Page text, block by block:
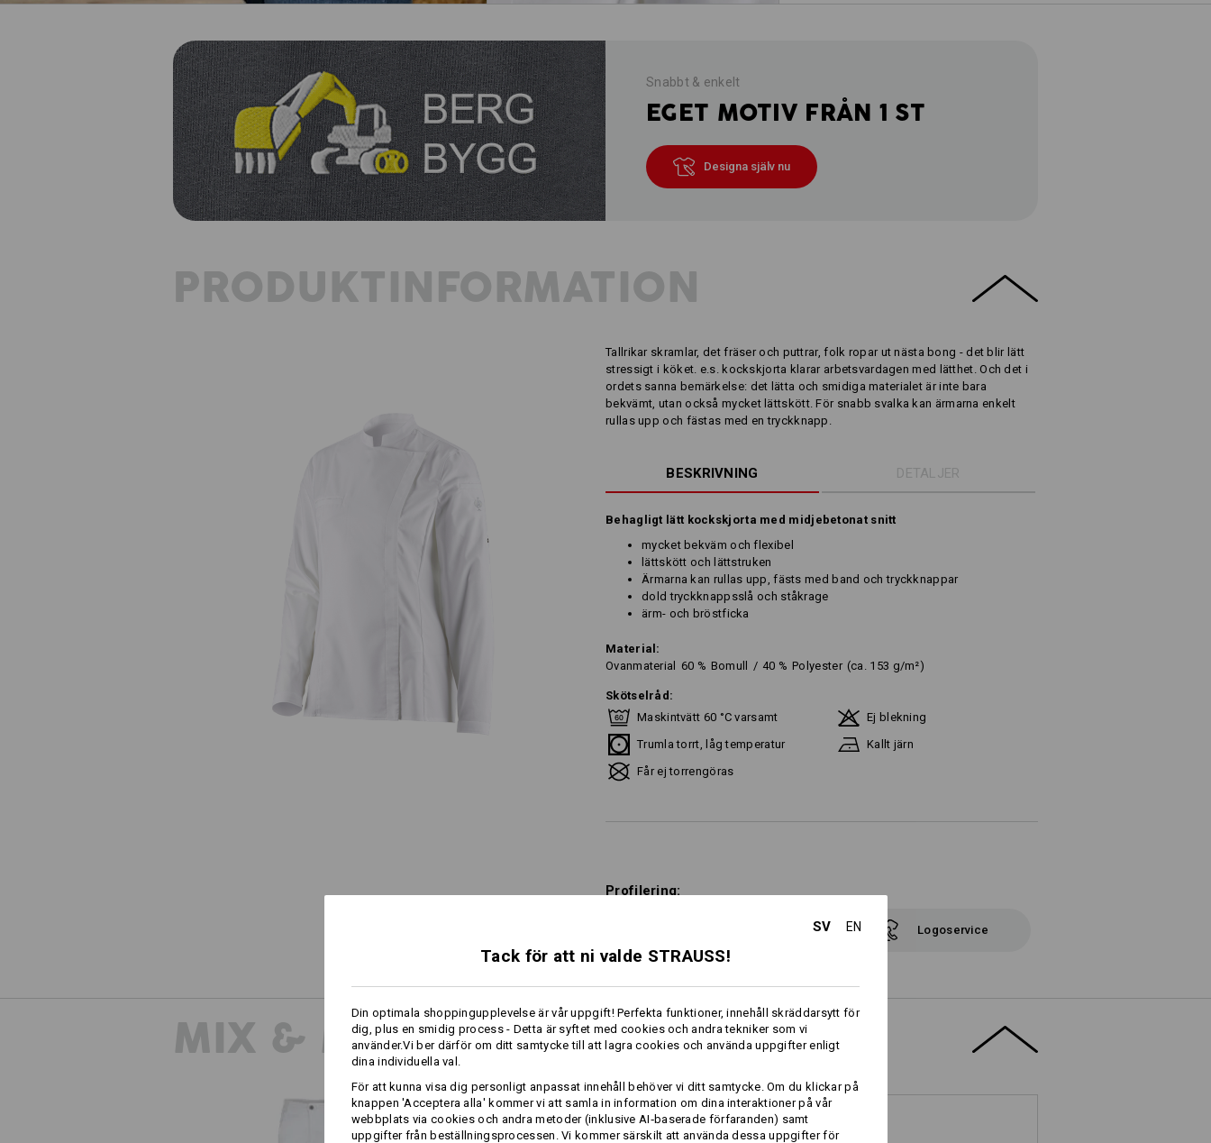
Snabbt & enkelt
EGET MOTIV FRÅN 1 ST
Designa själv nu
PRODUKTINFORMATION
Tallrikar skramlar, det fräser och puttrar, folk ropar ut nästa bong - det blir lätt
stressigt i köket. e.s. kockskjorta klarar arbetsvardagen med lätthet. Och det i
ordets sanna bemärkelse: det lätta och smidiga materialet är inte bara
bekvämt, utan också mycket lättskött. För snabb svalka kan ärmarna enkelt
rullas upp och fästas med en tryckknapp.
BESKRIVNING DETALJER
Behagligt lätt kockskjorta med midjebetonat snitt
mycket bekväm och flexibel
lättskött och lättstruken
Ärmarna kan rullas upp, fästs med band och tryckknappar
dold tryckknappsslå och ståkrage
ärm- och bröstficka
Material:
Ovanmaterial
60 % Bomull / 40 % Polyester (ca. 153 g/m²)
Skötselråd:
Maskintvätt 60 °C varsamt
Ej blekning
Trumla torrt, låg temperatur
Kallt järn
Får ej torrengöras
Profilering:
Logoservice
MIX & MATCH
SV EN
Tack för att ni valde STRAUSS!
Din optimala shoppingupplevelse är vår uppgift! Perfekta funktioner, innehåll skräddarsytt för
dig, plus en smidig process - Detta är syftet med cookies och andra tekniker som vi
använder.Vi ber därför om ditt samtycke till att lagra cookies och använda uppgifter enligt
dina individuella val.
För att kunna visa dig personligt anpassat innehåll behöver vi ditt samtycke. Om du klickar på
knappen 'Acceptera alla' kommer vi att samla in information om dina interaktioner på vår
webbplats via cookies och andra metoder (inklusive AI‑baserade förfaranden) samt
uppgifter från beställningsprocessen. Vi kommer särskilt att använda dessa uppgifter för